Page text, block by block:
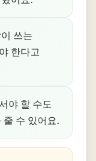
쓰는
한다고
야 할 수도
줄 수 있어요.